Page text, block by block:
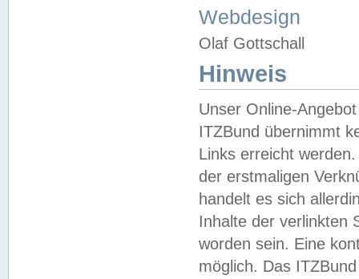
Webdesign
Olaf Gottschall
Hinweis
Unser Online-
ITZBund übernimmt
Links erreicht
der erstmaligen
handelt es sich
Inhalte der verlinkten
worden sein. Eine
möglich. Das